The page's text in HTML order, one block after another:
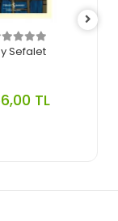
Sefalet
TL